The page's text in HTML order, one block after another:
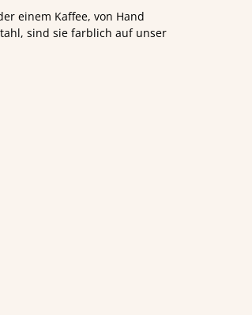
einem Kaffee, von Hand
sind sie farblich auf unser